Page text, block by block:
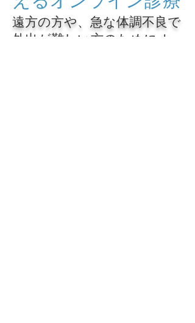
遠方の方や、急な体調不良で
外出が難しい方のためにオ